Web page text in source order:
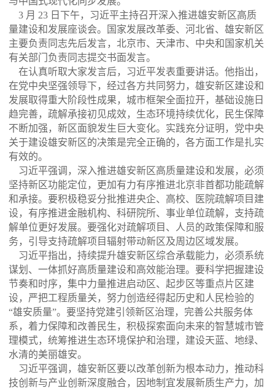
3 月 23 日下午，习近平主持召开深入推进雄安新区高质
量建设和发展座谈会。国家发展改革委、河北省、雄安新区
主要负责同志先后发言，北京市、天津市、中央和国家机关
有关部门负责同志提交书面发言。
在认真听取大家发言后，习近平发表重要讲话。他指出，
在党中央坚强领导下，经过各方共同努力，雄安新区建设和
发展取得重大阶段性成果，城市框架全面拉开，基础设施日
趋完善，疏解承接初见成效，生态环境持续优化，民生保障
不断加强，新区面貌发生巨大变化。实践充分证明，党中央
关于建设雄安新区的决策是完全正确的，各方面工作是扎实
有效的。
习近平强调，深入推进雄安新区高质量建设和发展，必须
坚持新区功能定位，更加有力有序推进北京非首都功能疏解
和承接。要积极稳妥分批推进央企、高校、医院疏解项目建
设，有序推进金融机构、科研院所、事业单位疏解，支持疏
解单位更好发展。要强化对疏解项目、人员的政策保障和服
务，引导支持疏解项目辐射带动新区及周边区域发展。
习近平指出，持续提升雄安新区综合承载能力，必须系统
谋划、一体抓好高质量建设和高效能治理。要科学把握建设
节奏和时序，集中力量推进启动区、起步区等重点片区建
设，严把工程质量关，努力创造经得起历史和人民检验的
“雄安质量”。要坚持党建引领新区治理，完善公共服务体
系，着力保障和改善民生，积极探索面向未来的智慧城市管
理模式，统筹推进生态环境保护和治理，建设天蓝、地绿、
水清的美丽雄安。
习近平强调，雄安新区要以改革创新为根本动力，推动科
技创新与产业创新深度融合，因地制宜发展新质生产力，加